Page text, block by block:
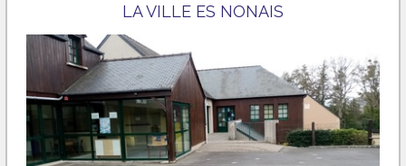
LA VILLE ES NONAIS